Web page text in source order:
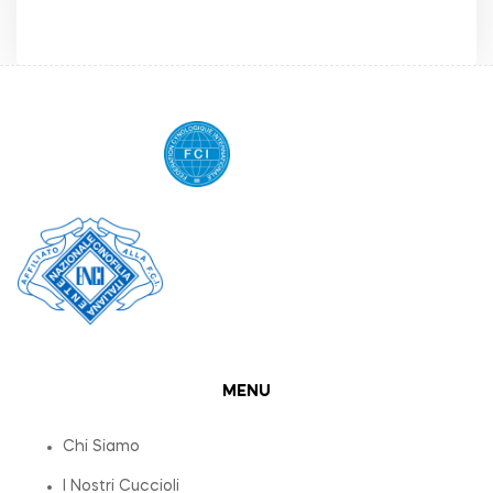
MENU
Chi Siamo
I Nostri Cuccioli